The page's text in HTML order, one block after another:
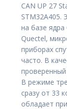
CAN UP 27
STM32А405.
на базе
Quectel,
приборах
часто. В
В режиме
сразу от 33
обладает